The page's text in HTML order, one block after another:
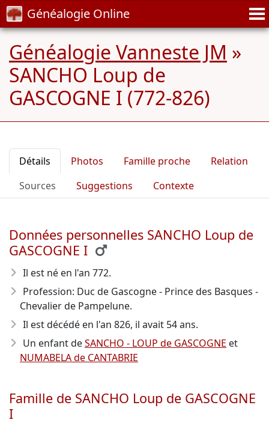
Généalogie Online
Généalogie Vanneste JM »
SANCHO Loup de
GASCOGNE I (772-826)
Détails Photos Famille proche
Relation
Sources
Suggestions Contexte
Données personnelles SANCHO Loup de
GASCOGNE I
Il est né en l'an 772.
Profession: Duc de Gascogne - Prince des Basques -
Chevalier de Pampelune.
Il est décédé en l'an 826, il avait 54 ans.
Un enfant deSANCHO - LOUP de GASCOGNE et
NUMABELA de CANTABRIE
Famille de SANCHO Loup de GASCOGNE
I